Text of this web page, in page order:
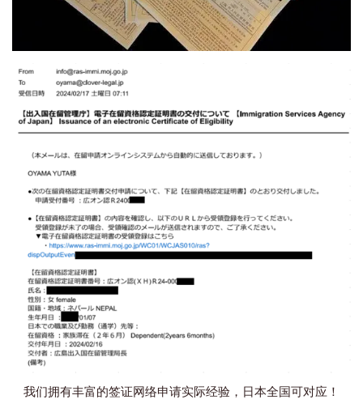
我们拥有丰富的签证网络申请实际经验，日本全国可对应！